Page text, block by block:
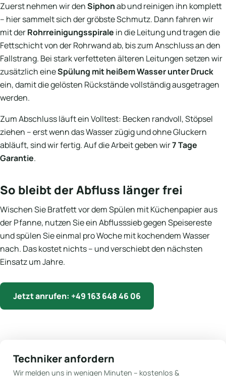
Zuerst nehmen wir denSiphonab und reinigen ihn komplett
– hier sammelt sich der gröbste Schmutz. Dann fahren wir
mit derRohrreinigungsspirale in die Leitung und tragen die
Fettschicht von der Rohrwand ab, bis zum Anschluss an den
Fallstrang. Bei stark verfetteten älteren Leitungen setzen wir
zusätzlich eineSpülung mit heißem Wasser unter Druck
ein, damit die gelösten Rückstände vollständig ausgetragen
werden.
Zum Abschluss läuft ein Volltest: Becken randvoll, Stöpsel
ziehen – erst wenn das Wasser zügig und ohne Gluckern
abläuft, sind wir fertig. Auf die Arbeit geben wir7 Tage
Garantie.
So bleibt der Abfluss länger frei
Wischen Sie Bratfett vor dem Spülen mit Küchenpapier aus
der Pfanne, nutzen Sie ein Abflusssieb gegen Speisereste
und spülen Sie einmal pro Woche mit kochendem Wasser
nach. Das kostet nichts – und verschiebt den nächsten
Einsatz um Jahre.
Jetzt anrufen: +49 163 648 46 06
Techniker anfordern
Wir melden uns in wenigen Minuten – kostenlos &